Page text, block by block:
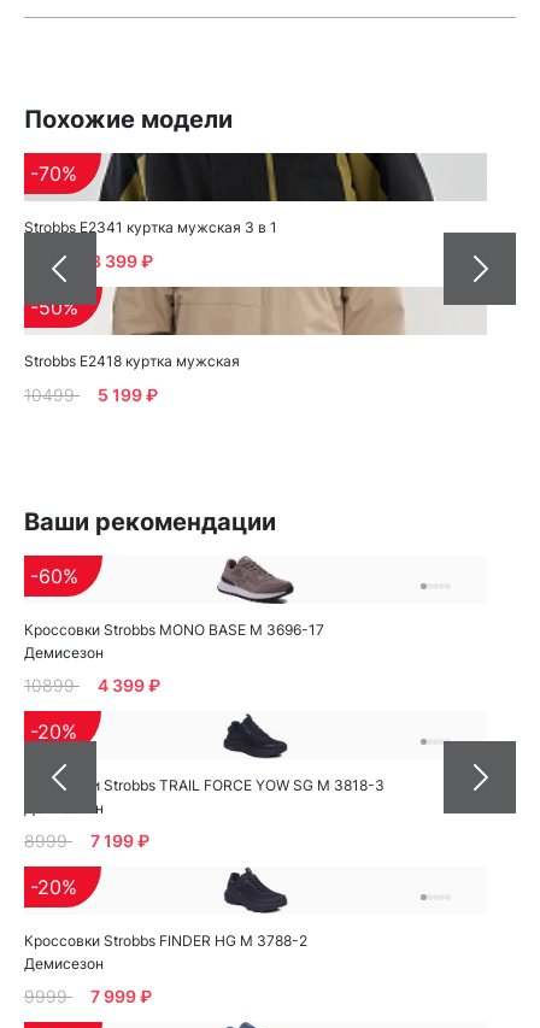
Похожие модели
Strobbs E2341 куртка мужская 3 в 1
-70%
11190 3 399 ₽
Strobbs E2418 куртка мужская
-50%
10499 5 199 ₽
Ваши рекомендации
Кроссовки Strobbs MONO BASE M 3696-17
Демисезон
-60%
10899 4 399 ₽
Кроссовки Strobbs TRAIL FORCE YOW SG M 3818-3
Демисезон
-20%
8999 7 199 ₽
Кроссовки Strobbs FINDER HG M 3788-2
Демисезон
-20%
9999 7 999 ₽